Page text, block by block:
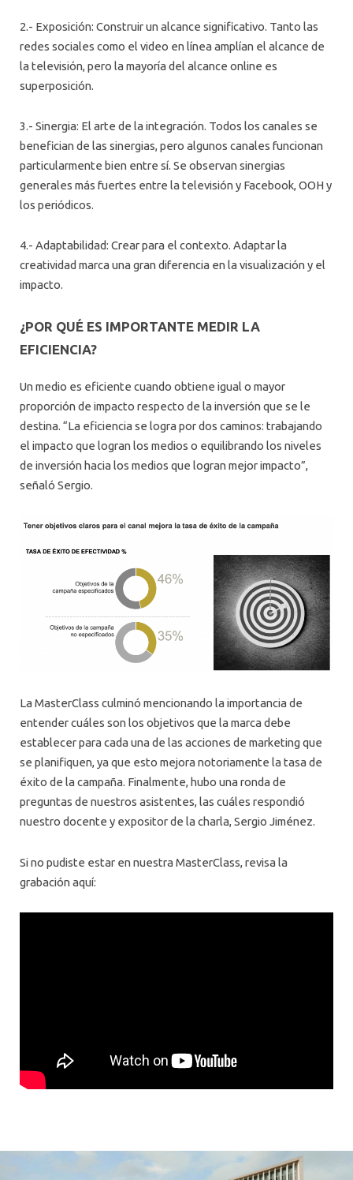
2.- Exposición: Construir un alcance significativo. Tanto las
redes sociales como el video en línea amplían el alcance de
la televisión, pero la mayoría del alcance online es
superposición.
3.- Sinergia: El arte de la integración. Todos los canales se
benefician de las sinergias, pero algunos canales funcionan
particularmente bien entre sí. Se observan sinergias
generales más fuertes entre la televisión y Facebook, OOH y
los periódicos.
4.- Adaptabilidad: Crear para el contexto. Adaptar la
creatividad marca una gran diferencia en la visualización y el
impacto.
¿POR QUÉ ES IMPORTANTE MEDIR LA
EFICIENCIA?
Un medio es eficiente cuando obtiene igual o mayor
proporción de impacto respecto de la inversión que se le
destina. “La eficiencia se logra por dos caminos: trabajando
el impacto que logran los medios o equilibrando los niveles
de inversión hacia los medios que logran mejor impacto”,
señaló Sergio.
La MasterClass culminó mencionando la importancia de
entender cuáles son los objetivos que la marca debe
establecer para cada una de las acciones de marketing que
se planifiquen, ya que esto mejora notoriamente la tasa de
éxito de la campaña. Finalmente, hubo una ronda de
preguntas de nuestros asistentes, las cuáles respondió
nuestro docente y expositor de la charla, Sergio Jiménez.
Si no pudiste estar en nuestra MasterClass, revisa la
grabación aquí: